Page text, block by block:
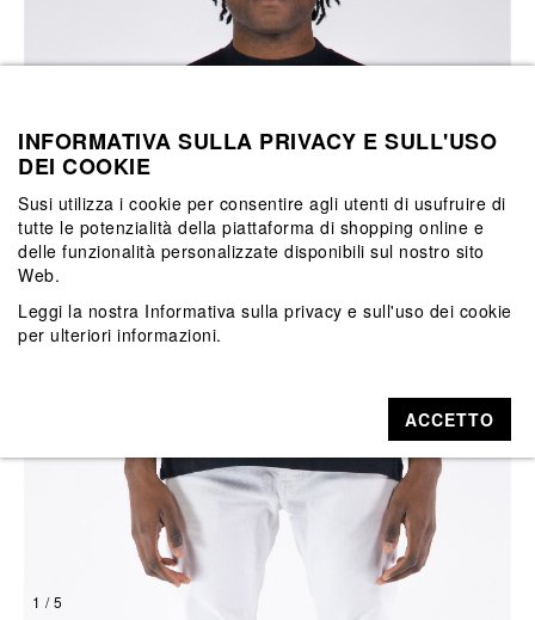
1 / 5
INFORMATIVA SULLA PRIVACY E SULL'USO
DEI COOKIE
Susi utilizza i cookie per consentire agli utenti di usufruire di
tutte le potenzialità della piattaforma di shopping online e
delle funzionalità personalizzate disponibili sul nostro sito
Web.
Leggi la nostra Informativa sulla privacy e sull'uso dei cookie
per ulteriori informazioni.
ACCETTO